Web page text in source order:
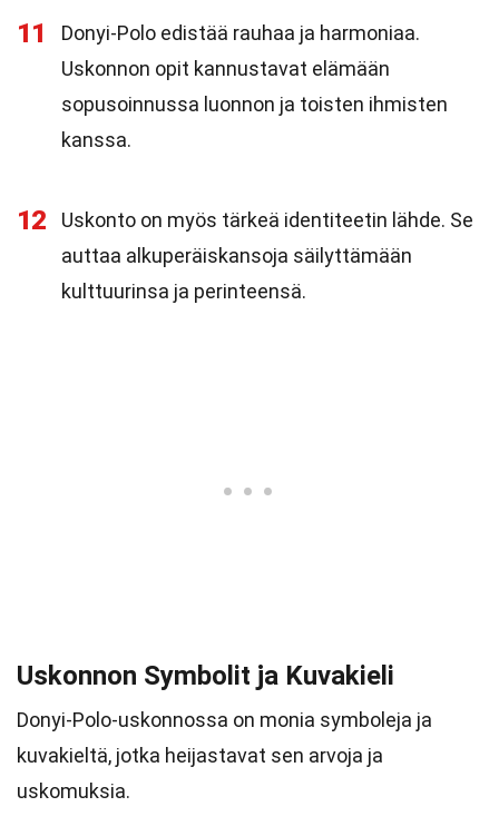
11
Donyi-Polo edistää rauhaa ja harmoniaa.
Uskonnon opit kannustavat elämään
sopusoinnussa luonnon ja toisten ihmisten
kanssa.
12
Uskonto on myös tärkeä identiteetin lähde. Se
auttaa alkuperäiskansoja säilyttämään
kulttuurinsa ja perinteensä.
Uskonnon Symbolit ja Kuvakieli
Donyi-Polo-uskonnossa on monia symboleja ja
kuvakieltä, jotka heijastavat sen arvoja ja
uskomuksia.